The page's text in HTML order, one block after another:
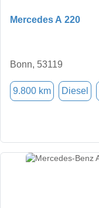
Mercedes A 220
Bonn, 53119
9.800 km Diesel